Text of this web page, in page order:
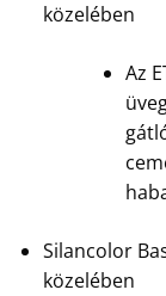
közelében
Az
Silancolor
közelében